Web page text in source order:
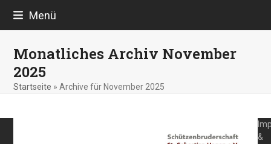
Menü
Monatliches Archiv November
2025
Startseite »Archive für November 2025
&